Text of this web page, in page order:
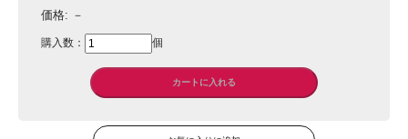
価格: －
購入数： 個